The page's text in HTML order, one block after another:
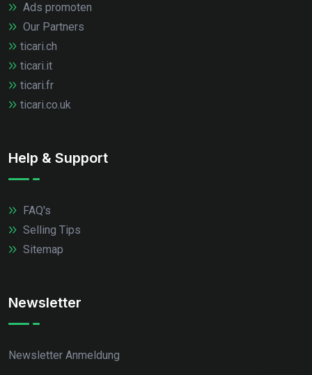
Ads promoten
Our Partners
ticari.ch
ticari.it
ticari.fr
ticari.co.uk
Help & Support
FAQ's
Selling Tips
Sitemap
Newsletter
Newsletter Anmeldung